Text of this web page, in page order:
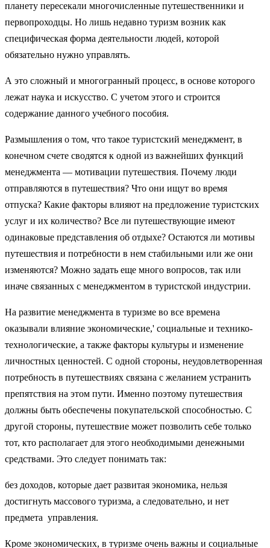
планету пересекали многочисленные путешественники и
первопроходцы. Но лишь недавно туризм возник как
специфическая форма деятельности людей, которой
обязательно нужно управлять.
А это сложный и многогранный процесс, в основе которого
лежат наука и искусство. С учетом этого и строится
содержание данного учебного пособия.
Размышления о том, что такое туристский менеджмент, в
конечном счете сводятся к одной из важнейших функций
менеджмента — мотивации путешествия. Почему люди
отправляются в путешествия? Что они ищут во время
отпуска? Какие факторы влияют на предложение туристских
услуг и их количество? Все ли путешествующие имеют
одинаковые представления об отдыхе? Остаются ли мотивы
путешествия и потребности в нем стабильными или же они
изменяются? Можно задать еще много вопросов, так или
иначе связанных с менеджментом в туристской индустрии.
На развитие менеджмента в туризме во все времена
оказывали влияние экономические,' социальные и технико-
технологические, а также факторы культуры и изменение
личностных ценностей. С одной стороны, неудовлетворенная
потребность в путешествиях связана с желанием устранить
препятствия на этом пути. Именно поэтому путешествия
должны быть обеспечены покупательской способностью. С
другой стороны, путешествие может позволить себе только
тот, кто располагает для этого необходимыми денежными
средствами. Это следует понимать так:
без доходов, которые дает развитая экономика, нельзя
достигнуть массового туризма, а следовательно, и нет
предмета управления.
Кроме экономических, в туризме очень важны и социальные